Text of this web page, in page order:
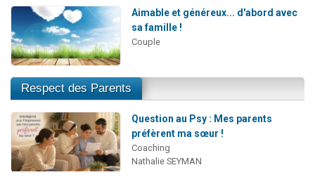
Aimable et généreux... d'abord avec
sa famille !
Couple
Respect des Parents
Question au Psy : Mes parents
préfèrent ma sœur !
Coaching
Nathalie SEYMAN